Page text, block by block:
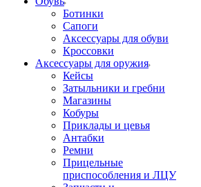
Ботинки
Сапоги
Аксессуары для обуви
Кроссовки
Аксессуары для оружия
Кейсы
Затыльники и гребни
Магазины
Кобуры
Приклады и цевья
Антабки
Ремни
Прицельные
приспособления и ЛЦУ